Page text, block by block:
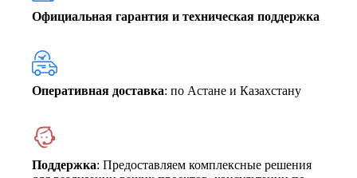
Официальная гарантия и техническая поддержка
Оперативная доставка: по Астане и Казахстану
Поддержка: Предоставляем комплексные решения